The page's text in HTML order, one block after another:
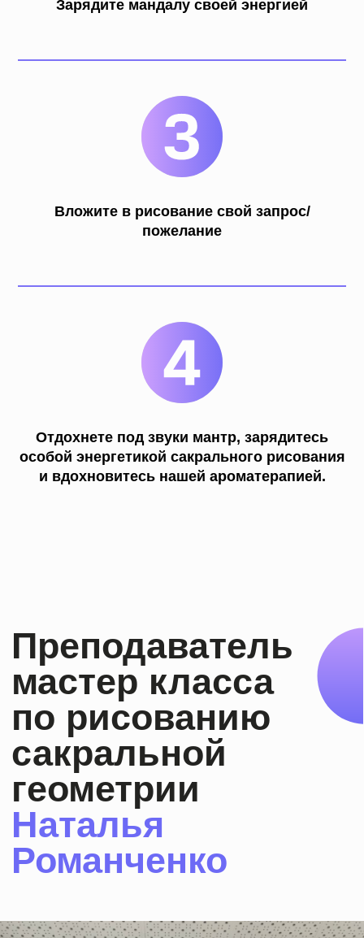
Зарядите мандалу своей энергией
Вложите в рисование свой запрос/
пожелание
Отдохнете под звуки мантр, зарядитесь
особой энергетикой сакрального рисования
и вдохновитесь нашей ароматерапией.
рисовать?Сейчас
самое время!
Оставляй заявку и
начинай рисовать!
Оставить заявку